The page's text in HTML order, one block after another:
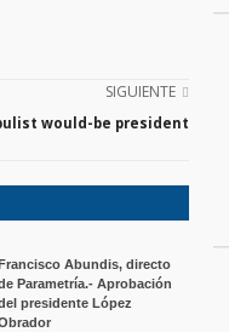
SIGUIENTE
would-be president
Francisco Abundis, directo
Parametría.- Aprobación
presidente López